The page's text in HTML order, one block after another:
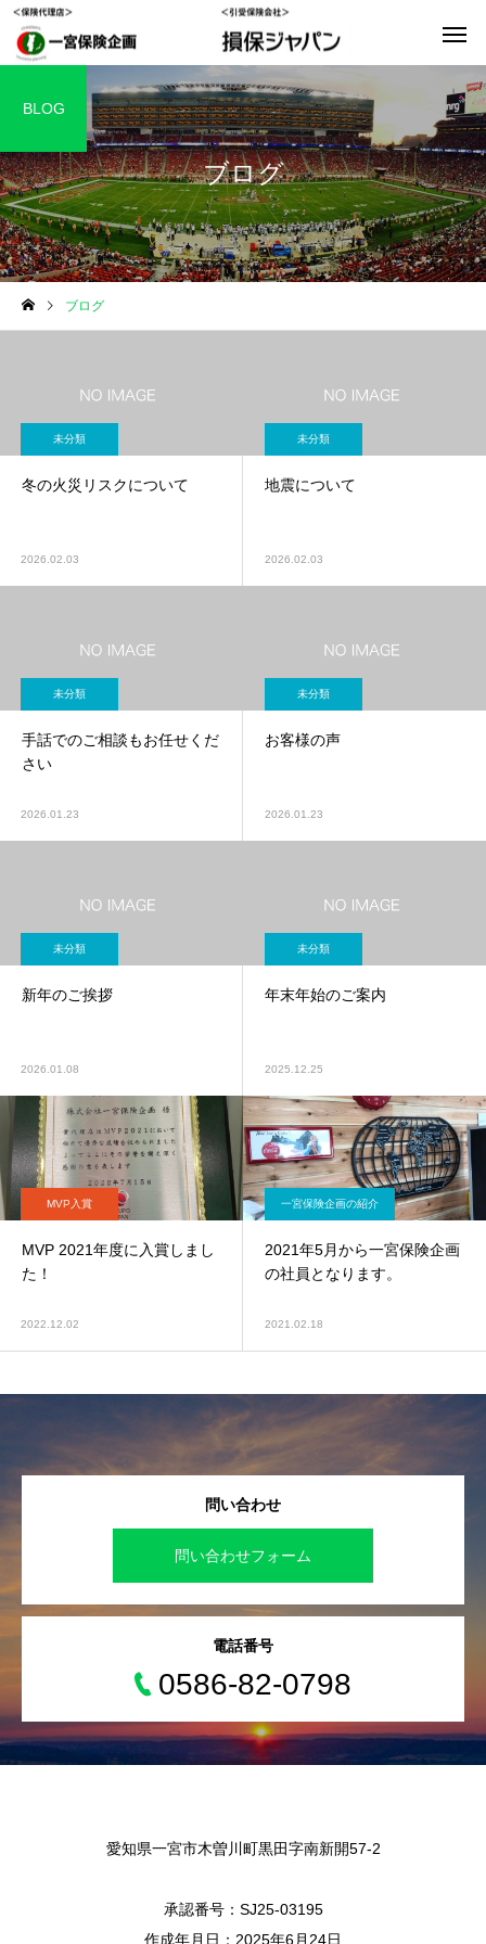
ブログ
BLOG
ブログ
未分類
冬の火災リスクについて
2026.02.03
未分類
地震について
2026.02.03
未分類
手話でのご相談もお任せくだ
さい
2026.01.23
未分類
お客様の声
2026.01.23
未分類
新年のご挨拶
2026.01.08
未分類
年末年始のご案内
2025.12.25
MVP入賞
MVP 2021年度に入賞しまし
た！
2022.12.02
一宮保険企画の紹介
2021年5月から一宮保険企画
の社員となります。
2021.02.18
問い合わせ
問い合わせフォーム
電話番号
0586-82-0798
愛知県一宮市木曽川町黒田字南新開57-2
承認番号：SJ25-03195
作成年月日：2025年6月24日